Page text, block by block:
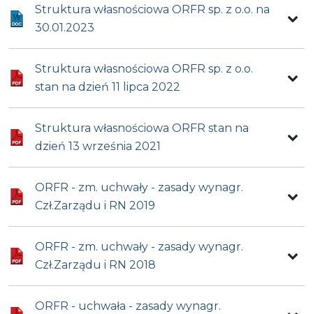
Struktura własnościowa ORFR sp. z o.o. na
30.01.2023
Struktura własnościowa ORFR sp. z o.o.
stan na dzień 11 lipca 2022
Struktura własnościowa ORFR stan na
dzień 13 września 2021
ORFR - zm. uchwały - zasady wynagr.
Czł.Zarządu i RN 2019
ORFR - zm. uchwały - zasady wynagr.
Czł.Zarządu i RN 2018
ORFR - uchwała - zasady wynagr.